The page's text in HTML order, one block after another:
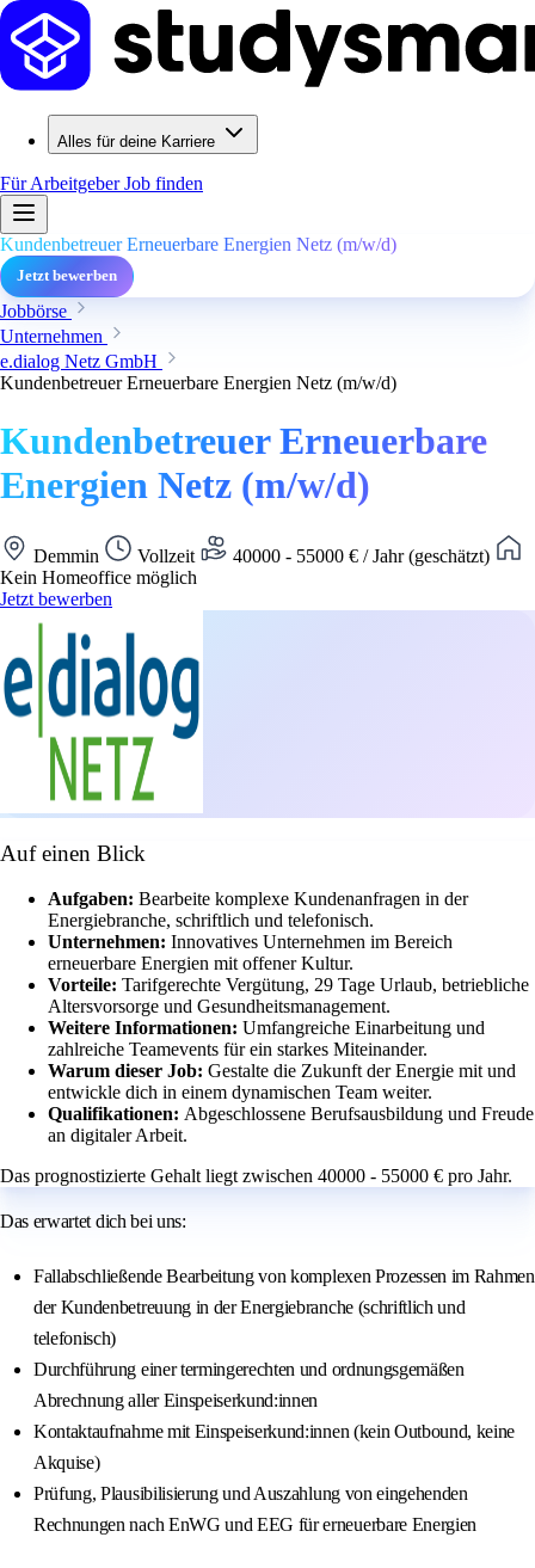
Alles für deine Karriere
Für ArbeitgeberJob finden
Kundenbetreuer Erneuerbare Energien Netz (m/w/d)
Jetzt bewerben
Jobbörse
Unternehmen
e.dialog Netz GmbH
Kundenbetreuer Erneuerbare Energien Netz (m/w/d)
Kundenbetreuer Erneuerbare
Energien Netz (m/w/d)
Demmin Vollzeit
40000 - 55000 € / Jahr (geschätzt)
Kein Homeoffice möglich
Jetzt bewerben
Auf einen Blick
Aufgaben: Bearbeite komplexe Kundenanfragen in der
Energiebranche, schriftlich und telefonisch.
Unternehmen: Innovatives Unternehmen im Bereich
erneuerbare Energien mit offener Kultur.
Vorteile: Tarifgerechte Vergütung, 29 Tage Urlaub, betriebliche
Altersvorsorge und Gesundheitsmanagement.
Weitere Informationen: Umfangreiche Einarbeitung und
zahlreiche Teamevents für ein starkes Miteinander.
Warum dieser Job: Gestalte die Zukunft der Energie mit und
entwickle dich in einem dynamischen Team weiter.
Qualifikationen: Abgeschlossene Berufsausbildung und Freude
an digitaler Arbeit.
Das prognostizierte Gehalt liegt zwischen 40000 - 55000 € pro Jahr.
Das erwartet dich bei uns:
Fallabschließende Bearbeitung von komplexen Prozessen im Rahmen
der Kundenbetreuung in der Energiebranche (schriftlich und
telefonisch)
Durchführung einer termingerechten und ordnungsgemäßen
Abrechnung aller Einspeiserkund:innen
Kontaktaufnahme mit Einspeiserkund:innen (kein Outbound, keine
Akquise)
Prüfung, Plausibilisierung und Auszahlung von eingehenden
Rechnungen nach EnWG und EEG für erneuerbare Energien